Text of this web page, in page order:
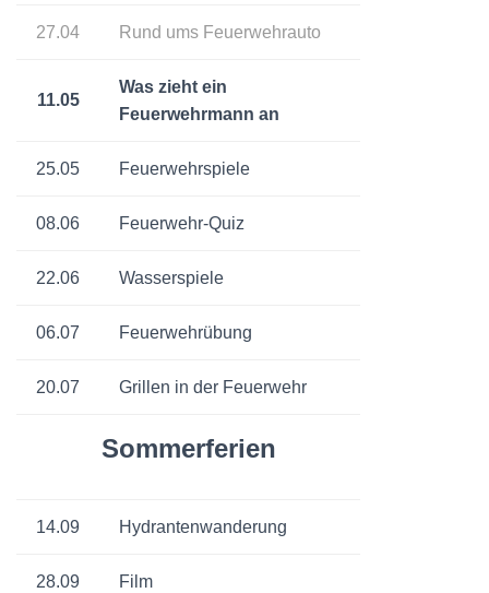
27.04 Rund ums Feuerwehrauto
11.05
Was zieht ein
Feuerwehrmann an
25.05 Feuerwehrspiele
08.06 Feuerwehr-Quiz
22.06 Wasserspiele
06.07 Feuerwehrübung
20.07 Grillen in der Feuerwehr
Sommerferien
14.09 Hydrantenwanderung
28.09 Film